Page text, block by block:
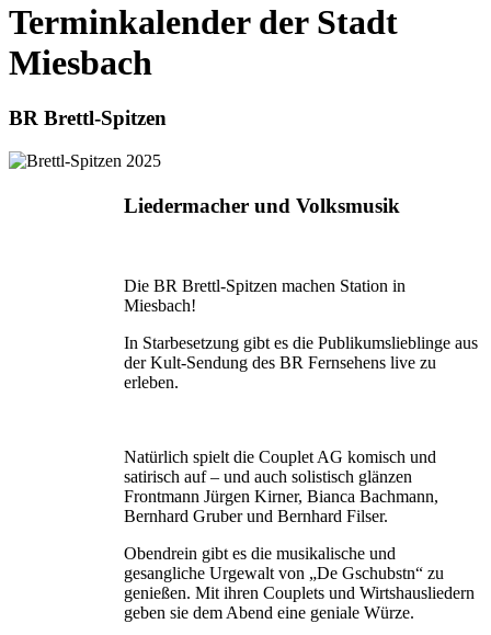
Terminkalender der Stadt
Miesbach
BR Brettl-Spitzen
Liedermacher und Volksmusik
Die BR Brettl-Spitzen machen Station in
Miesbach!
In Starbesetzung gibt es die Publikumslieblinge aus
der Kult-Sendung des BR Fernsehens live zu
erleben.
Natürlich spielt die Couplet AG komisch und
satirisch auf – und auch solistisch glänzen
Frontmann Jürgen Kirner, Bianca Bachmann,
Bernhard Gruber und Bernhard Filser.
Obendrein gibt es die musikalische und
gesangliche Urgewalt von „De Gschubstn“ zu
genießen. Mit ihren Couplets und Wirtshausliedern
geben sie dem Abend eine geniale Würze.